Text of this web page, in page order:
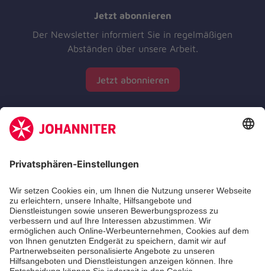
Jetzt abonnieren
Der Newsletter informiert Sie in regelmäßigen
Abständen über unsere Arbeit.
Jetzt abonnieren
Zertifizierung der Johanniter-Unfall-Hilfe e.V.
Die Johanniter GmbH führt das Spendenzertifikat
des Deutschen Spendenrats e.V.